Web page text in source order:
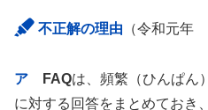
不正解の理由 （令和元年
ア FAQは、頻繁（ひんぱん
に対する回答をまとめておき